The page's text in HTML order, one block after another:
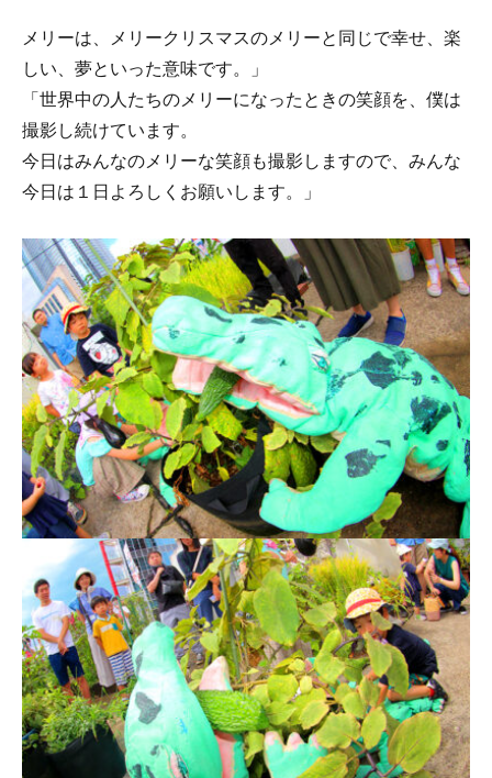
メリーは、メリークリスマスのメリーと同じで幸せ、楽
しい、夢といった意味です。」
「世界中の人たちのメリーになったときの笑顔を、僕は
撮影し続けています。
今日はみんなのメリーな笑顔も撮影しますので、みんな
今日は１日よろしくお願いします。」